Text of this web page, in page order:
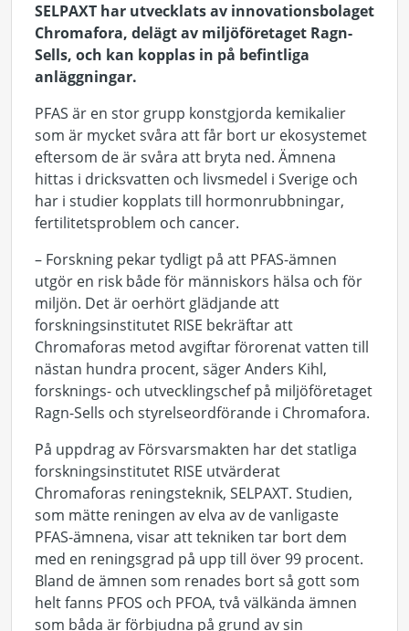
SELPAXT har utvecklats av innovationsbolaget
Chromafora, delägt av miljöföretaget Ragn-
Sells, och kan kopplas in på befintliga
anläggningar.
PFAS är en stor grupp konstgjorda kemikalier
som är mycket svåra att får bort ur ekosystemet
eftersom de är svåra att bryta ned. Ämnena
hittas i dricksvatten och livsmedel i Sverige och
har i studier kopplats till hormonrubbningar,
fertilitetsproblem och cancer.
– Forskning pekar tydligt på att PFAS-ämnen
utgör en risk både för människors hälsa och för
miljön. Det är oerhört glädjande att
forskningsinstitutet RISE bekräftar att
Chromaforas metod avgiftar förorenat vatten till
nästan hundra procent, säger Anders Kihl,
forsknings- och utvecklingschef på miljöföretaget
Ragn-Sells och styrelseordförande i Chromafora.
På uppdrag av Försvarsmakten har det statliga
forskningsinstitutet RISE utvärderat
Chromaforas reningsteknik, SELPAXT. Studien,
som mätte reningen av elva av de vanligaste
PFAS-ämnena, visar att tekniken tar bort dem
med en reningsgrad på upp till över 99 procent.
Bland de ämnen som renades bort så gott som
helt fanns PFOS och PFOA, två välkända ämnen
som båda är förbjudna på grund av sin